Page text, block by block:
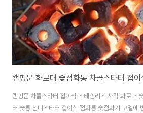
캠핑문 화로대 숯점화통 차콜스타터 접
캠핑문 차콜스타터 접이식 스테인리스 사각 화로대
터 숯통 침니스타터 접이식 점화통 숯점화기 고열에